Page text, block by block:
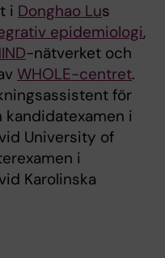
i Donghao Lus
epidemiologi,
-nätverket och
WHOLE-centret.
för
kandidatexamen i
University of
i
Karolinska